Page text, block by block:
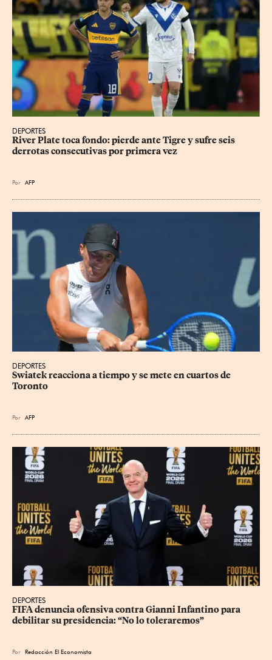
DEPORTES
River Plate toca fondo: pierde ante Tigre y sufre seis
derrotas consecutivas por primera vez
Por AFP
DEPORTES
Swiatek reacciona a tiempo y se mete en cuartos de
Toronto
Por AFP
DEPORTES
FIFA denuncia ofensiva contra Gianni Infantino para
debilitar su presidencia: “No lo toleraremos”
Por Redacción El Economista